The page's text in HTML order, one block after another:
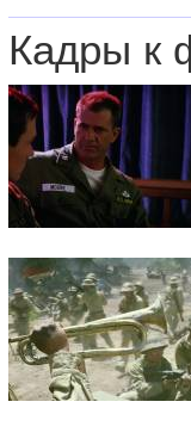
Кадры к